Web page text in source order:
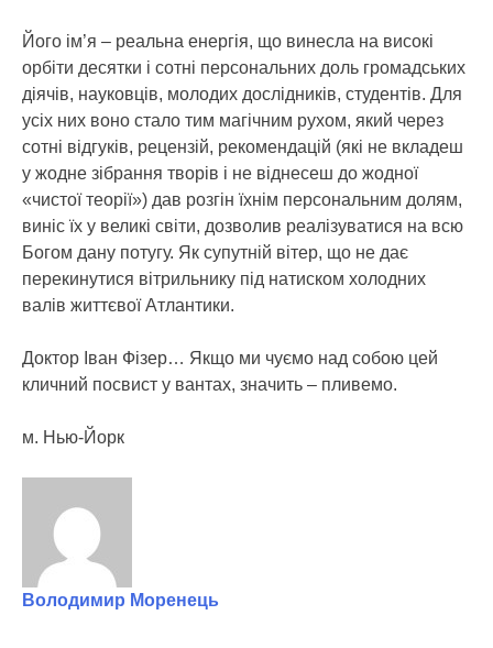
Його ім’я – реальна енергія, що винесла на високі
орбіти десятки і сотні персональних доль громадських
діячів, науковців, молодих дослідників, студентів. Для
усіх них воно стало тим магічним рухом, який через
сотні відгуків, рецензій, рекомендацій (які не вкладеш
у жодне зібрання творів і не віднесеш до жодної
«чистої теорії») дав розгін їхнім персональним долям,
виніс їх у великі світи, дозволив реалізуватися на всю
Богом дану потугу. Як супутній вітер, що не дає
перекинутися вітрильнику під натиском холодних
валів життєвої Атлантики.
Доктор Іван Фізер… Якщо ми чуємо над собою цей
кличний посвист у вантах, значить – пливемо.
м. Нью-Йорк
Володимир Моренець